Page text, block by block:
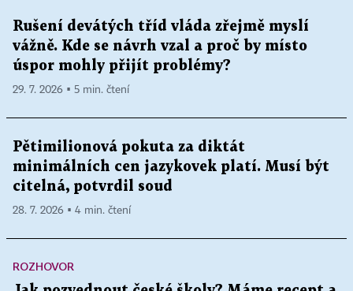
Rušení devátých tříd vláda zřejmě myslí
vážně. Kde se návrh vzal a proč by místo
úspor mohly přijít problémy?
29. 7. 2026 ▪ 5 min. čtení
Pětimilionová pokuta za diktát
minimálních cen jazykovek platí. Musí být
citelná, potvrdil soud
28. 7. 2026 ▪ 4 min. čtení
ROZHOVOR